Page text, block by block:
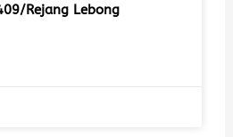
Rejang Lebong